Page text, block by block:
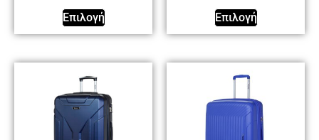
Επιλογή Επιλογή